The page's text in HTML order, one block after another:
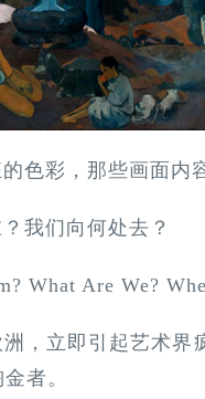
的色彩，那些画面
我们向何处去？
What Are We?
，立即引起艺术
者。